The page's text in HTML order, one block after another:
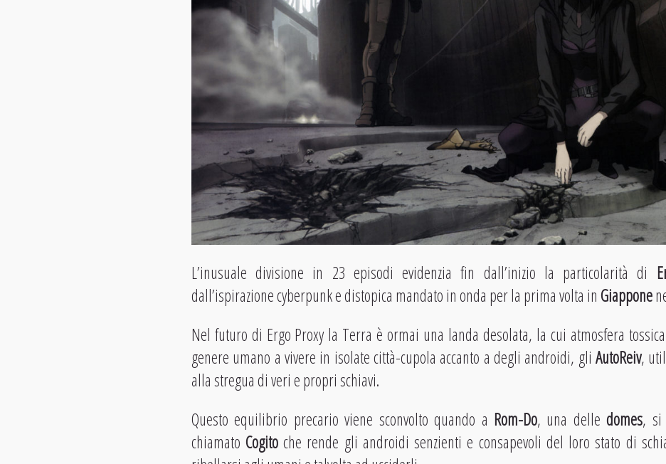
L’inusuale divisione in 23 episodi evidenzia fin dall’inizio la particolarità di
dall’ispirazione cyberpunk e distopica mandato in onda per la prima volta inGiappone
Nel futuro di Ergo Proxy la Terra è ormai una landa desolata, la cui atmosfera
genere umano a vivere in isolate città-cupola accanto a degli androidi, gliAutoReiv,
alla stregua di veri e propri schiavi.
Questo equilibrio precario viene sconvolto quando a Rom-Do, una delledomes, si
chiamatoCogito che rende gli androidi senzienti e consapevoli del loro stato di